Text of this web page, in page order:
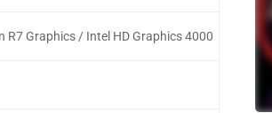
R7 Graphics / Intel HD Graphics 4000